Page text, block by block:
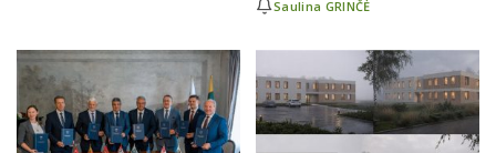
Saulina GRINČĖ